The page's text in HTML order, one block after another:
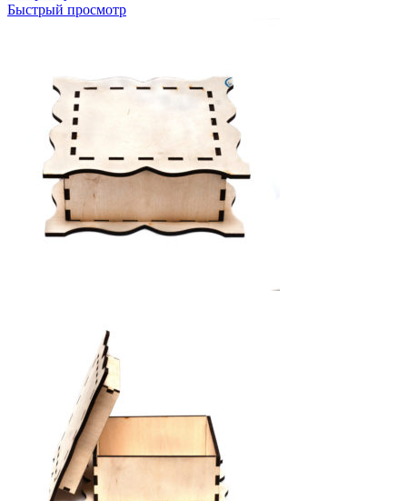
900 руб..
Быстрый просмотр